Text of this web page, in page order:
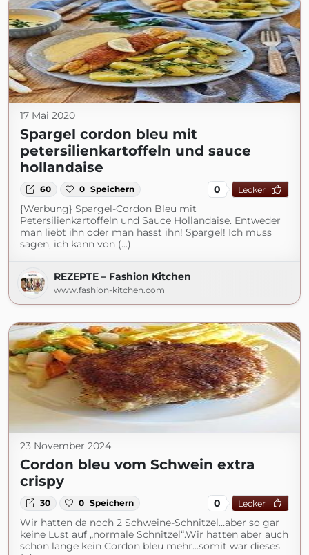
17 Mai 2020
Spargel cordon bleu mit
petersilienkartoffeln und sauce
hollandaise
60 0 Speichern 0 Lecker
{Werbung} Spargel-Cordon Bleu mit
Petersilienkartoffeln und Sauce Hollandaise. Entweder
man liebt ihn oder man hasst ihn! Spargel! Ich muss
sagen, ich kann von (...)
REZEPTE – Fashion Kitchen
www.fashion-kitchen.com
23 November 2024
Cordon bleu vom Schwein extra
crispy
30 0 Speichern 0 Lecker
Wir hatten da noch 2 Schweine-Schnitzel…aber so gar
keine Lust auf „normale Schnitzel“.Wir hatten aber auch
schon lange kein Cordon bleu mehr…somit war dieses